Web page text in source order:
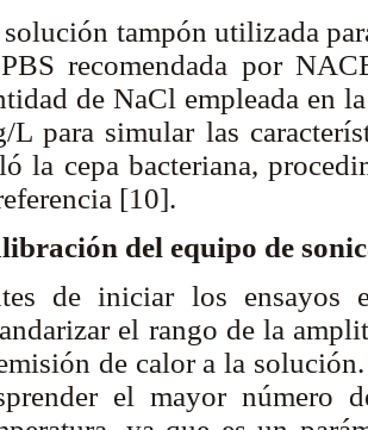
tampón utilizada
recomendada por
de NaCl empleada en
L para simular las
la cepa bacteriana,
[10].
del equipo de
de iniciar los ensayos
el rango de la
de calor a la
el mayor número